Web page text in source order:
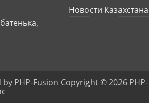
Новости Казахстана
by PHP-Fusion Copyright © 2026 PHP-